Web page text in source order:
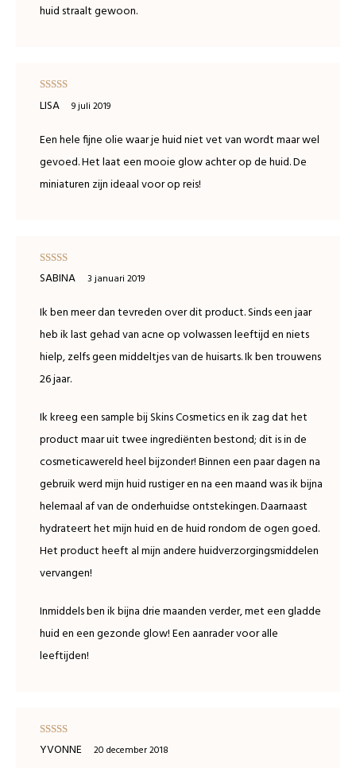
huid straalt gewoon.
Waardering
4uit 5
LISA 9 juli 2019
Een hele fijne olie waar je huid niet vet van wordt maar wel
gevoed. Het laat een mooie glow achter op de huid. De
miniaturen zijn ideaal voor op reis!
Waardering
5uit 5
SABINA 3 januari 2019
Ik ben meer dan tevreden over dit product. Sinds een jaar
heb ik last gehad van acne op volwassen leeftijd en niets
hielp, zelfs geen middeltjes van de huisarts. Ik ben trouwens
26 jaar.
Ik kreeg een sample bij Skins Cosmetics en ik zag dat het
product maar uit twee ingrediënten bestond; dit is in de
cosmeticawereld heel bijzonder! Binnen een paar dagen na
gebruik werd mijn huid rustiger en na een maand was ik bijna
helemaal af van de onderhuidse ontstekingen. Daarnaast
hydrateert het mijn huid en de huid rondom de ogen goed.
Het product heeft al mijn andere huidverzorgingsmiddelen
vervangen!
Inmiddels ben ik bijna drie maanden verder, met een gladde
huid en een gezonde glow! Een aanrader voor alle
leeftijden!
Waardering
5 uit 5
YVONNE 20 december 2018